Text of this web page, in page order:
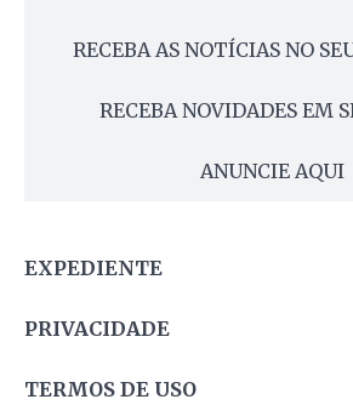
RECEBA AS NOTÍCIAS NO
RECEBA NOVIDADES EM
ANUNCIE AQUI
EXPEDIENTE
PRIVACIDADE
TERMOS DE USO